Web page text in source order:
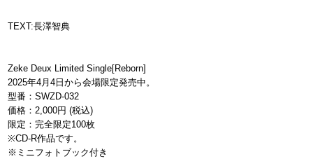
TEXT:長澤智典
Zeke Deux Limited Single[Reborn]
2025年4月4日から会場限定発売中。
型番：SWZD-032
価格：2,000円 (税込)
限定：完全限定100枚
※CD-R作品です。
※ミニフォトブック付き